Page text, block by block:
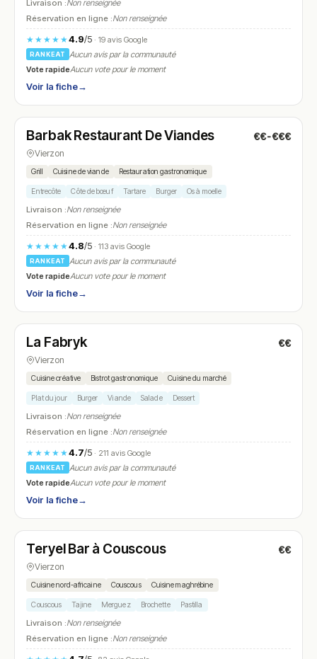
Livraison :Non renseignée
Réservation en ligne :Non renseignée
★★★★★4.9/5· 19 avis Google
RANKEAT
Aucun avis par la communauté
Vote rapideAucun vote pour le moment
Voir la fiche→
N° 10
Barbak Restaurant De Viandes €€-€€€
Vierzon
Grill Cuisine de viande Restauration gastronomique
Entrecôte Côte de bœuf Tartare Burger Os à moelle
Livraison :Non renseignée
Réservation en ligne :Non renseignée
★★★★★4.8/5· 113 avis Google
RANKEAT
Aucun avis par la communauté
Vote rapideAucun vote pour le moment
Voir la fiche→
N° 11
La Fabryk €€
Vierzon
Cuisine créative Bistrot gastronomique Cuisine du marché
Plat du jour Burger Viande Salade Dessert
Livraison :Non renseignée
Réservation en ligne :Non renseignée
★★★★★4.7/5· 211 avis Google
RANKEAT
Aucun avis par la communauté
Vote rapideAucun vote pour le moment
Voir la fiche→
N° 12
Teryel Bar à Couscous €€
Vierzon
Cuisine nord-africaine Couscous Cuisine maghrébine
Couscous Tajine Merguez Brochette Pastilla
Livraison :Non renseignée
Réservation en ligne :Non renseignée